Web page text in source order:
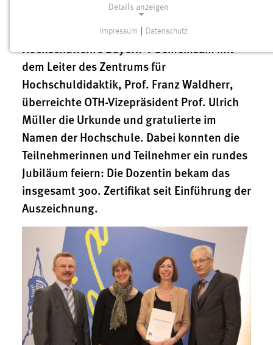
der vergangenen Woche als bereits 9. OTH-
Lehrkraft das renommierte „Zertifikat
Hochschullehre Bayern“. Gemeinsam mit
dem Leiter des Zentrums für
Hochschuldidaktik, Prof. Franz Waldherr,
überreichte OTH-Vizepräsident Prof. Ulrich
Müller die Urkunde und gratulierte im
Namen der Hochschule. Dabei konnten die
Teilnehmerinnen und Teilnehmer ein rundes
Jubiläum feiern: Die Dozentin bekam das
insgesamt 300. Zertifikat seit Einführung der
Auszeichnung.
Details anzeigen
Notwendige Cookies ermöglichen grundlegende
Website erforderlich.
Einverständnis
Name:
cookie_consent
Zweck:
Dieser Cookie speichert die ausgewählten Einverständnis-
Optionen des Benutzers
Cookie Laufzeit:
Performance
Name:
staticfilecache
Zweck:
Impressum Datenschutz